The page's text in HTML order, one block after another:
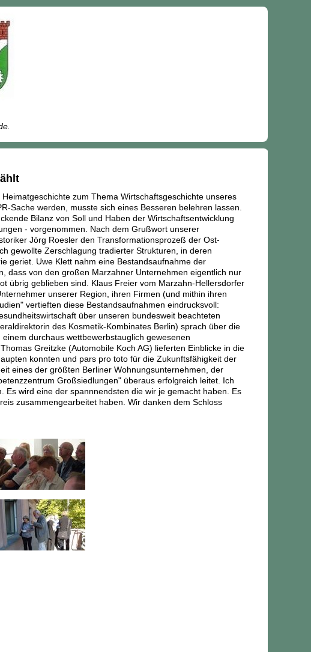
zum Thema Wirtschaftsgeschichte unseres
Sache werden, musste sich eines Besseren belehren lassen.
Bilanz von Soll und Haben der Wirtschaftsentwicklung
- vorgenommen. Nach dem Grußwort unserer
Jörg Roesler den Transformationsprozeß der Ost-
gewollte Zerschlagung tradierter Strukturen, in deren
geriet. Uwe Klett nahm eine Bestandsaufnahme der
dass von den großen Marzahner Unternehmen eigentlich nur
übrig geblieben sind. Klaus Freier vom Marzahn-Hellersdorfer
unserer Region, ihren Firmen (und mithin ihren
vertieften diese Bestandsaufnahmen eindrucksvoll:
über unseren bundesweit beachteten
des Kosmetik-Kombinates Berlin) sprach über die
durchaus wettbewerbstauglich gewesenen
Greitzke (Automobile Koch AG) lieferten Einblicke in die
konnten und pars pro toto für die Zukunftsfähigkeit der
eines der größten Berliner Wohnungsunternehmen, der
Großsiedlungen" überaus erfolgreich leitet. Ich
wird eine der spannnendsten die wir je gemacht haben. Es
zusammengearbeitet haben. Wir danken dem Schloss